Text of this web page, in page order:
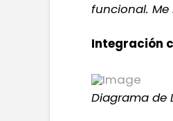
funcional.
Integración
Diagrama de